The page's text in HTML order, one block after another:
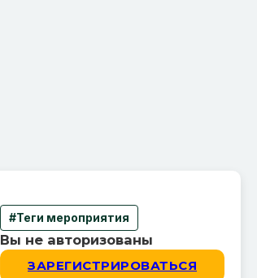
#Теги мероприятия
Вы не авторизованы
ЗАРЕГИСТРИРОВАТЬСЯ